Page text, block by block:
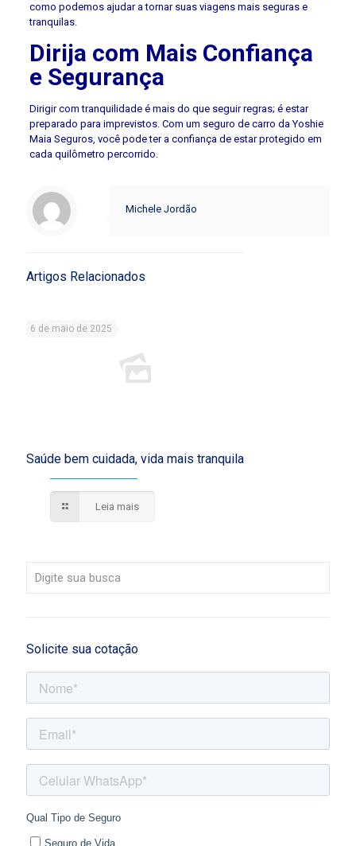
como podemos ajudar a tornar suas viagens mais seguras e
tranquilas.
Dirija com Mais Confiança
e Segurança
Dirigir com tranquilidade é mais do que seguir regras; é estar
preparado para imprevistos. Com um seguro de carro da Yoshie
Maia Seguros, você pode ter a confiança de estar protegido em
cada quilômetro percorrido.
Michele Jordão
Artigos Relacionados
6 de maio de 2025
Saúde bem cuidada, vida mais tranquila
Leia mais
Solicite sua cotação